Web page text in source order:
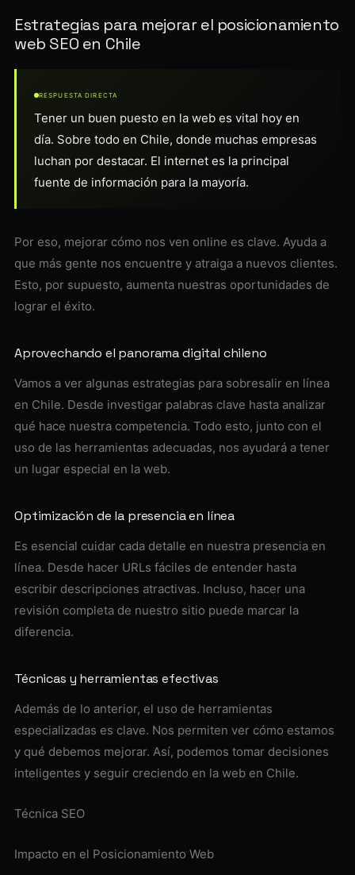
Estrategias para mejorar el posicionamiento
web SEO en Chile
RESPUESTA DIRECTA
Tener un buen puesto en la web es vital hoy en
día. Sobre todo en Chile, donde muchas empresas
luchan por destacar. El internet es la principal
fuente de información para la mayoría.
Por eso, mejorar cómo nos ven online es clave. Ayuda a
que más gente nos encuentre y atraiga a nuevos clientes.
Esto, por supuesto, aumenta nuestras oportunidades de
lograr el éxito.
Aprovechando el panorama digital chileno
Vamos a ver algunas estrategias para sobresalir en línea
en Chile. Desde investigar palabras clave hasta analizar
qué hace nuestra competencia. Todo esto, junto con el
uso de las herramientas adecuadas, nos ayudará a tener
un lugar especial en la web.
Optimización de la presencia en línea
Es esencial cuidar cada detalle en nuestra presencia en
línea. Desde hacer URLs fáciles de entender hasta
escribir descripciones atractivas. Incluso, hacer una
revisión completa de nuestro sitio puede marcar la
diferencia.
Técnicas y herramientas efectivas
Además de lo anterior, el uso de herramientas
especializadas es clave. Nos permiten ver cómo estamos
y qué debemos mejorar. Así, podemos tomar decisiones
inteligentes y seguir creciendo en la web en Chile.
Técnica SEO
Impacto en el Posicionamiento Web